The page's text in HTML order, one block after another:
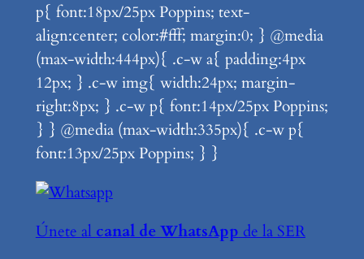
p{ font:18px/25px Poppins; text-
align:center; color:#fff; margin:0; } @media
(max-width:444px){ .c-w a{ padding:4px
12px; } .c-w img{ width:24px; margin-
right:8px; } .c-w p{ font:14px/25px Poppins;
} } @media (max-width:335px){ .c-w p{
font:13px/25px Poppins; } }
Únete al canal de WhatsApp de la SER